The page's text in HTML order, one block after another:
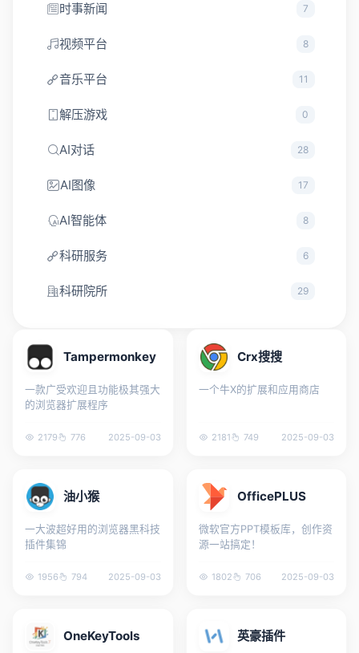
Tampermonkey
一款广受欢迎且功能极其强大
的浏览器扩展程序
2179 776 2025-09-03
Crx搜搜
一个牛X的扩展和应用商店
2181 749 2025-09-03
油小猴
一大波超好用的浏览器黑科技
插件集锦
1956 794 2025-09-03
OfficePLUS
微软官方PPT模板库，创作资
源一站搞定！
1802 706 2025-09-03
OneKeyTools 英豪插件
时事新闻 7
视频平台 8
音乐平台 11
解压游戏 0
AI对话 28
AI图像 17
AI智能体 8
科研服务 6
科研院所 29